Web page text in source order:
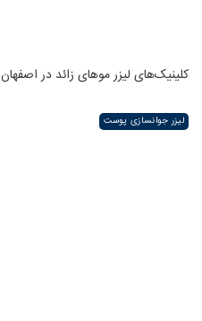
کلینیک‌های لیزر موهای زائد در اصفهان
لیزر جوانسازی پوست